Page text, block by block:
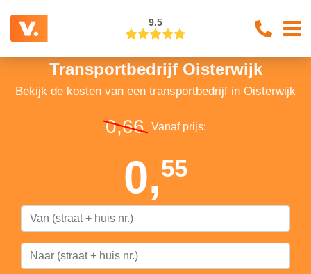
9.5
Transportbedrijf Oisterwijk
Bekijk de kosten van een transportbedrijf in Oisterwijk
0,66 Vanaf prijs:
0,55